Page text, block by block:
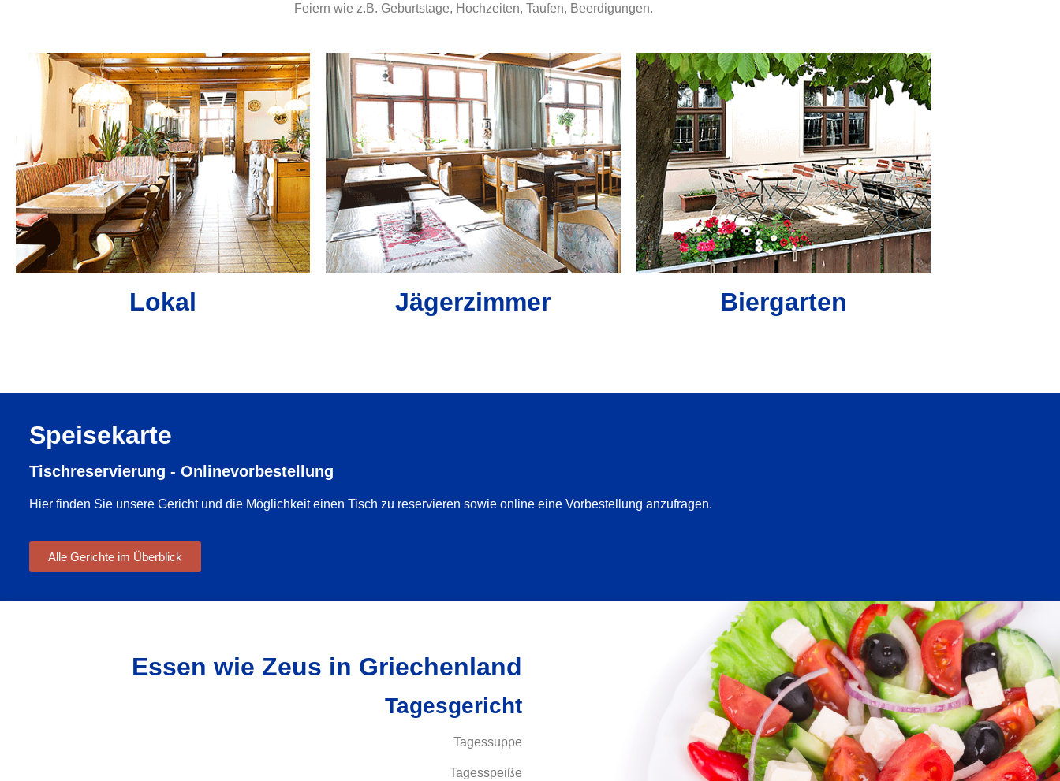
Feiern wie z.B. Geburtstage, Hochzeiten, Taufen, Beerdigungen.
Lokal Jägerzimmer Biergarten
Speisekarte
Tischreservierung - Onlinevorbestellung
Hier finden Sie unsere Gericht und die Möglichkeit einen Tisch zu reservieren sowie online eine Vorbestellung anzufragen.
Alle Gerichte im Überblick
Essen wie Zeus in Griechenland
Tagesgericht
Tagessuppe
Tagesspeiße